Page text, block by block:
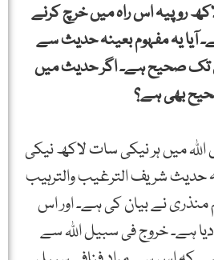
روپیہ اس راہ میں خرچ کرنے
آیا یہ مفہوم بعینہ حدیث سے
تک صحیح ہے۔ اگر حدیث میں
بھی ہے؟
میں ہر نیکی سات لاکھ نیکی
حدیث شریف الترغیب والترہیب
نے بیان کی ہے۔ اور اس
دیا ہے۔ خروج فی سبیل اﷲ سے